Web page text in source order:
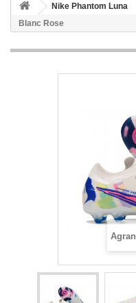
Nike Phantom Luna
Blanc Rose